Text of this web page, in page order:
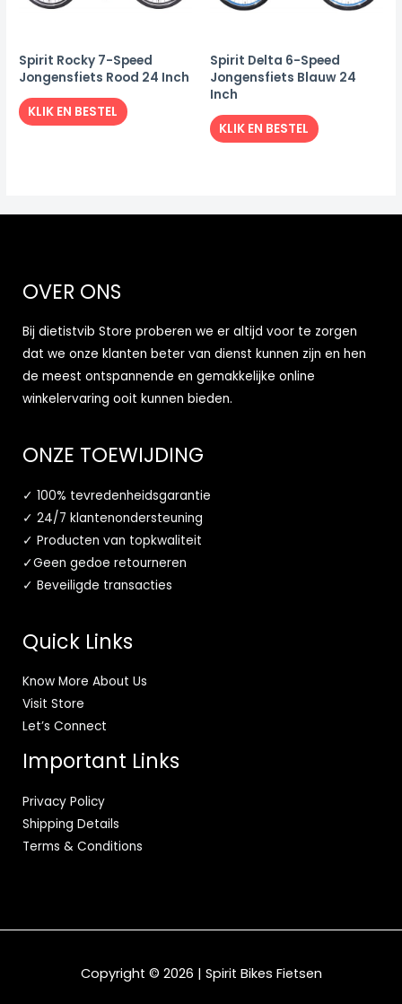
Spirit Rocky 7-Speed
Jongensfiets Rood 24 Inch
KLIK EN BESTEL
Spirit Delta 6-Speed
Jongensfiets Blauw 24
Inch
KLIK EN BESTEL
OVER ONS
Bij dietistvib Store proberen we er altijd voor te zorgen
dat we onze klanten beter van dienst kunnen zijn en hen
de meest ontspannende en gemakkelijke online
winkelervaring ooit kunnen bieden.
ONZE TOEWIJDING
✓ 100% tevredenheidsgarantie
✓ 24/7 klantenondersteuning
✓ Producten van topkwaliteit
✓Geen gedoe retourneren
✓ Beveiligde transacties
Quick Links
Know More About Us
Visit Store
Let’s Connect
Important Links
Privacy Policy
Shipping Details
Terms & Conditions
Copyright © 2026 | Spirit Bikes Fietsen